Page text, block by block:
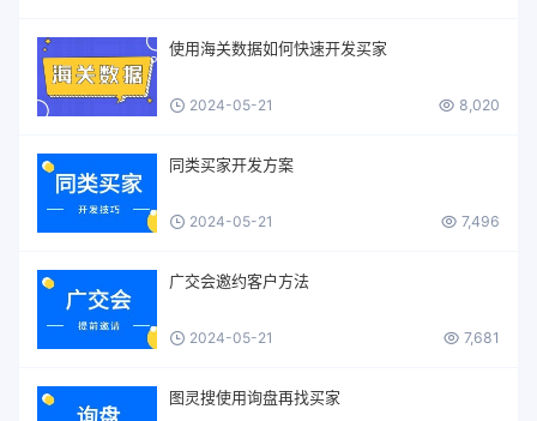
使用海关数据如何快速开发买家
2024-05-21 8,020
同类买家开发方案
2024-05-21 7,496
广交会邀约客户方法
2024-05-21 7,681
图灵搜使用询盘再找买家